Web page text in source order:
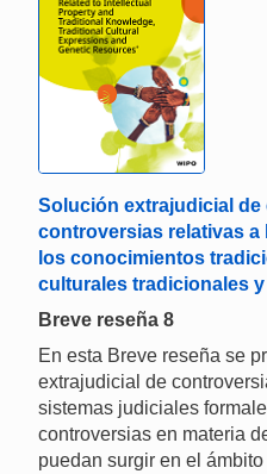
Solución extrajudicial
controversias relativas
los conocimientos
culturales tradicionales
Breve reseña 8
En esta Breve reseña se
extrajudicial de
sistemas judiciales
controversias en materia
puedan surgir en el